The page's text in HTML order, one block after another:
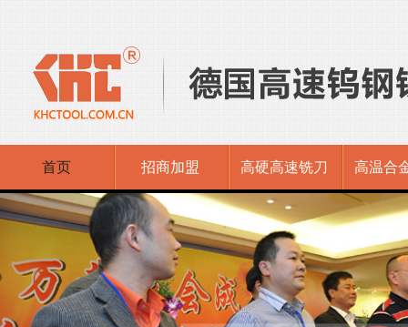
首页 招商加盟 高硬高速铣刀 高温合